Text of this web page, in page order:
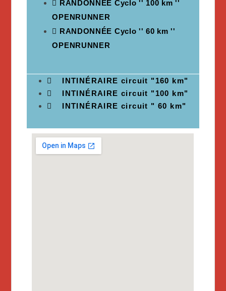
RANDONNÉE Cyclo '' 100 km ''
OPENRUNNER
RANDONNÉE Cyclo '' 60 km ''
OPENRUNNER
INTINÉRAIRE circuit "160 km"
INTINÉRAIRE circuit "100 km"
INTINÉRAIRE circuit " 60 km"